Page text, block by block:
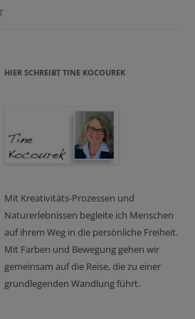
HIER SCHREIBT TINE KOCOUREK
Mit Kreativitäts-Prozessen und
Naturerlebnissen begleite ich Menschen
auf ihrem Weg in die persönliche Freiheit.
Mit Farben und Bewegung gehen wir
gemeinsam auf die Reise, die zu einer
grundlegenden Wandlung führt.